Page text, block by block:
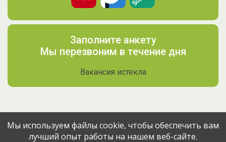
Заполните анкету
Мы перезвоним в течение дня
Вакансия истекла
Поделитесь вакансией с друзьями
Мы используем файлы cookie, чтобы обеспечить вам
лучший опыт работы на нашем веб-сайте.